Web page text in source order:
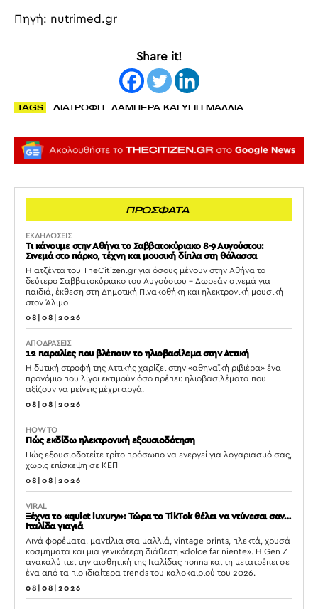
Πηγή: nutrimed.gr
Share it!
TAGS ΔΙΑΤΡΟΦΗ ΛΑΜΠΕΡΑ ΚΑΙ ΥΓΙΗ ΜΑΛΛΙΑ
ΠΡΟΣΦΑΤΑ
ΕΚΔΗΛΩΣΕΙΣ
Τι κάνουμε στην Αθήνα το Σαββατοκύριακο 8-9 Αυγούστου:
Σινεμά στο πάρκο, τέχνη και μουσική δίπλα στη θάλασσα
Η ατζέντα του TheCitizen.gr για όσους μένουν στην Αθήνα το
δεύτερο Σαββατοκύριακο του Αυγούστου – Δωρεάν σινεμά για
παιδιά, έκθεση στη Δημοτική Πινακοθήκη και ηλεκτρονική μουσική
στον Άλιμο
08|08|2026
ΑΠΟΔΡΑΣΕΙΣ
12 παραλίες που βλέπουν το ηλιοβασίλεμα στην Αττική
Η δυτική στροφή της Αττικής χαρίζει στην «αθηναϊκή ριβιέρα» ένα
προνόμιο που λίγοι εκτιμούν όσο πρέπει: ηλιοβασιλέματα που
αξίζουν να μείνεις μέχρι αργά.
08|08|2026
HOW TO
Πώς εκδίδω ηλεκτρονική εξουσιοδότηση
Πώς εξουσιοδοτείτε τρίτο πρόσωπο να ενεργεί για λογαριασμό σας,
χωρίς επίσκεψη σε ΚΕΠ
08|08|2026
VIRAL
Ξέχνα το «quiet luxury»: Τώρα το TikTok θέλει να ντύνεσαι σαν…
Ιταλίδα γιαγιά
Λινά φορέματα, μαντίλια στα μαλλιά, vintage prints, πλεκτά, χρυσά
κοσμήματα και μια γενικότερη διάθεση «dolce far niente». Η Gen Z
ανακαλύπτει την αισθητική της Ιταλίδας nonna και τη μετατρέπει σε
ένα από τα πιο ιδιαίτερα trends του καλοκαιριού του 2026.
08|08|2026